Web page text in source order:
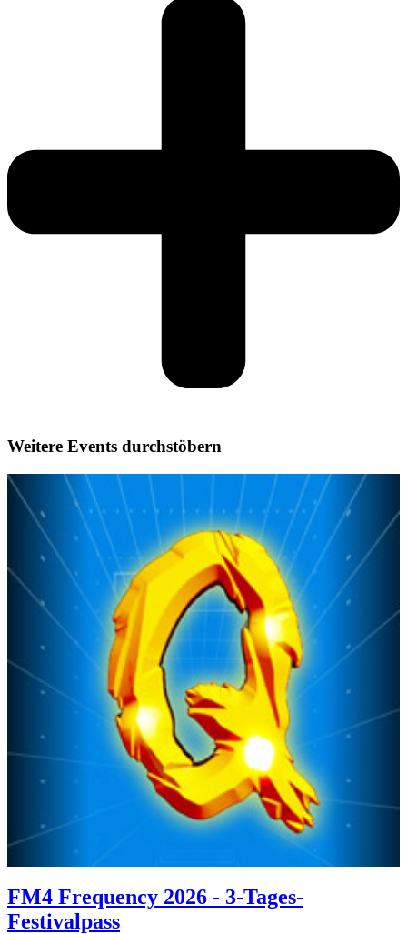
Weitere Events durchstöbern
FM4 Frequency 2026 - 3-Tages-
Festivalpass